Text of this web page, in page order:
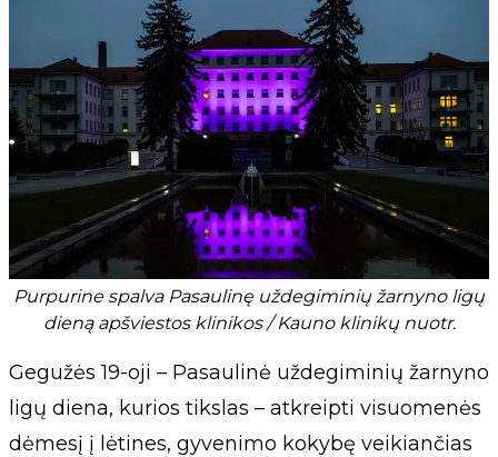
Purpurine spalva Pasaulinę uždegiminių žarnyno ligų
dieną apšviestos klinikos / Kauno klinikų nuotr.
Gegužės 19-oji – Pasaulinė uždegiminių žarnyno
ligų diena, kurios tikslas – atkreipti visuomenės
dėmesį į lėtines, gyvenimo kokybę veikiančias